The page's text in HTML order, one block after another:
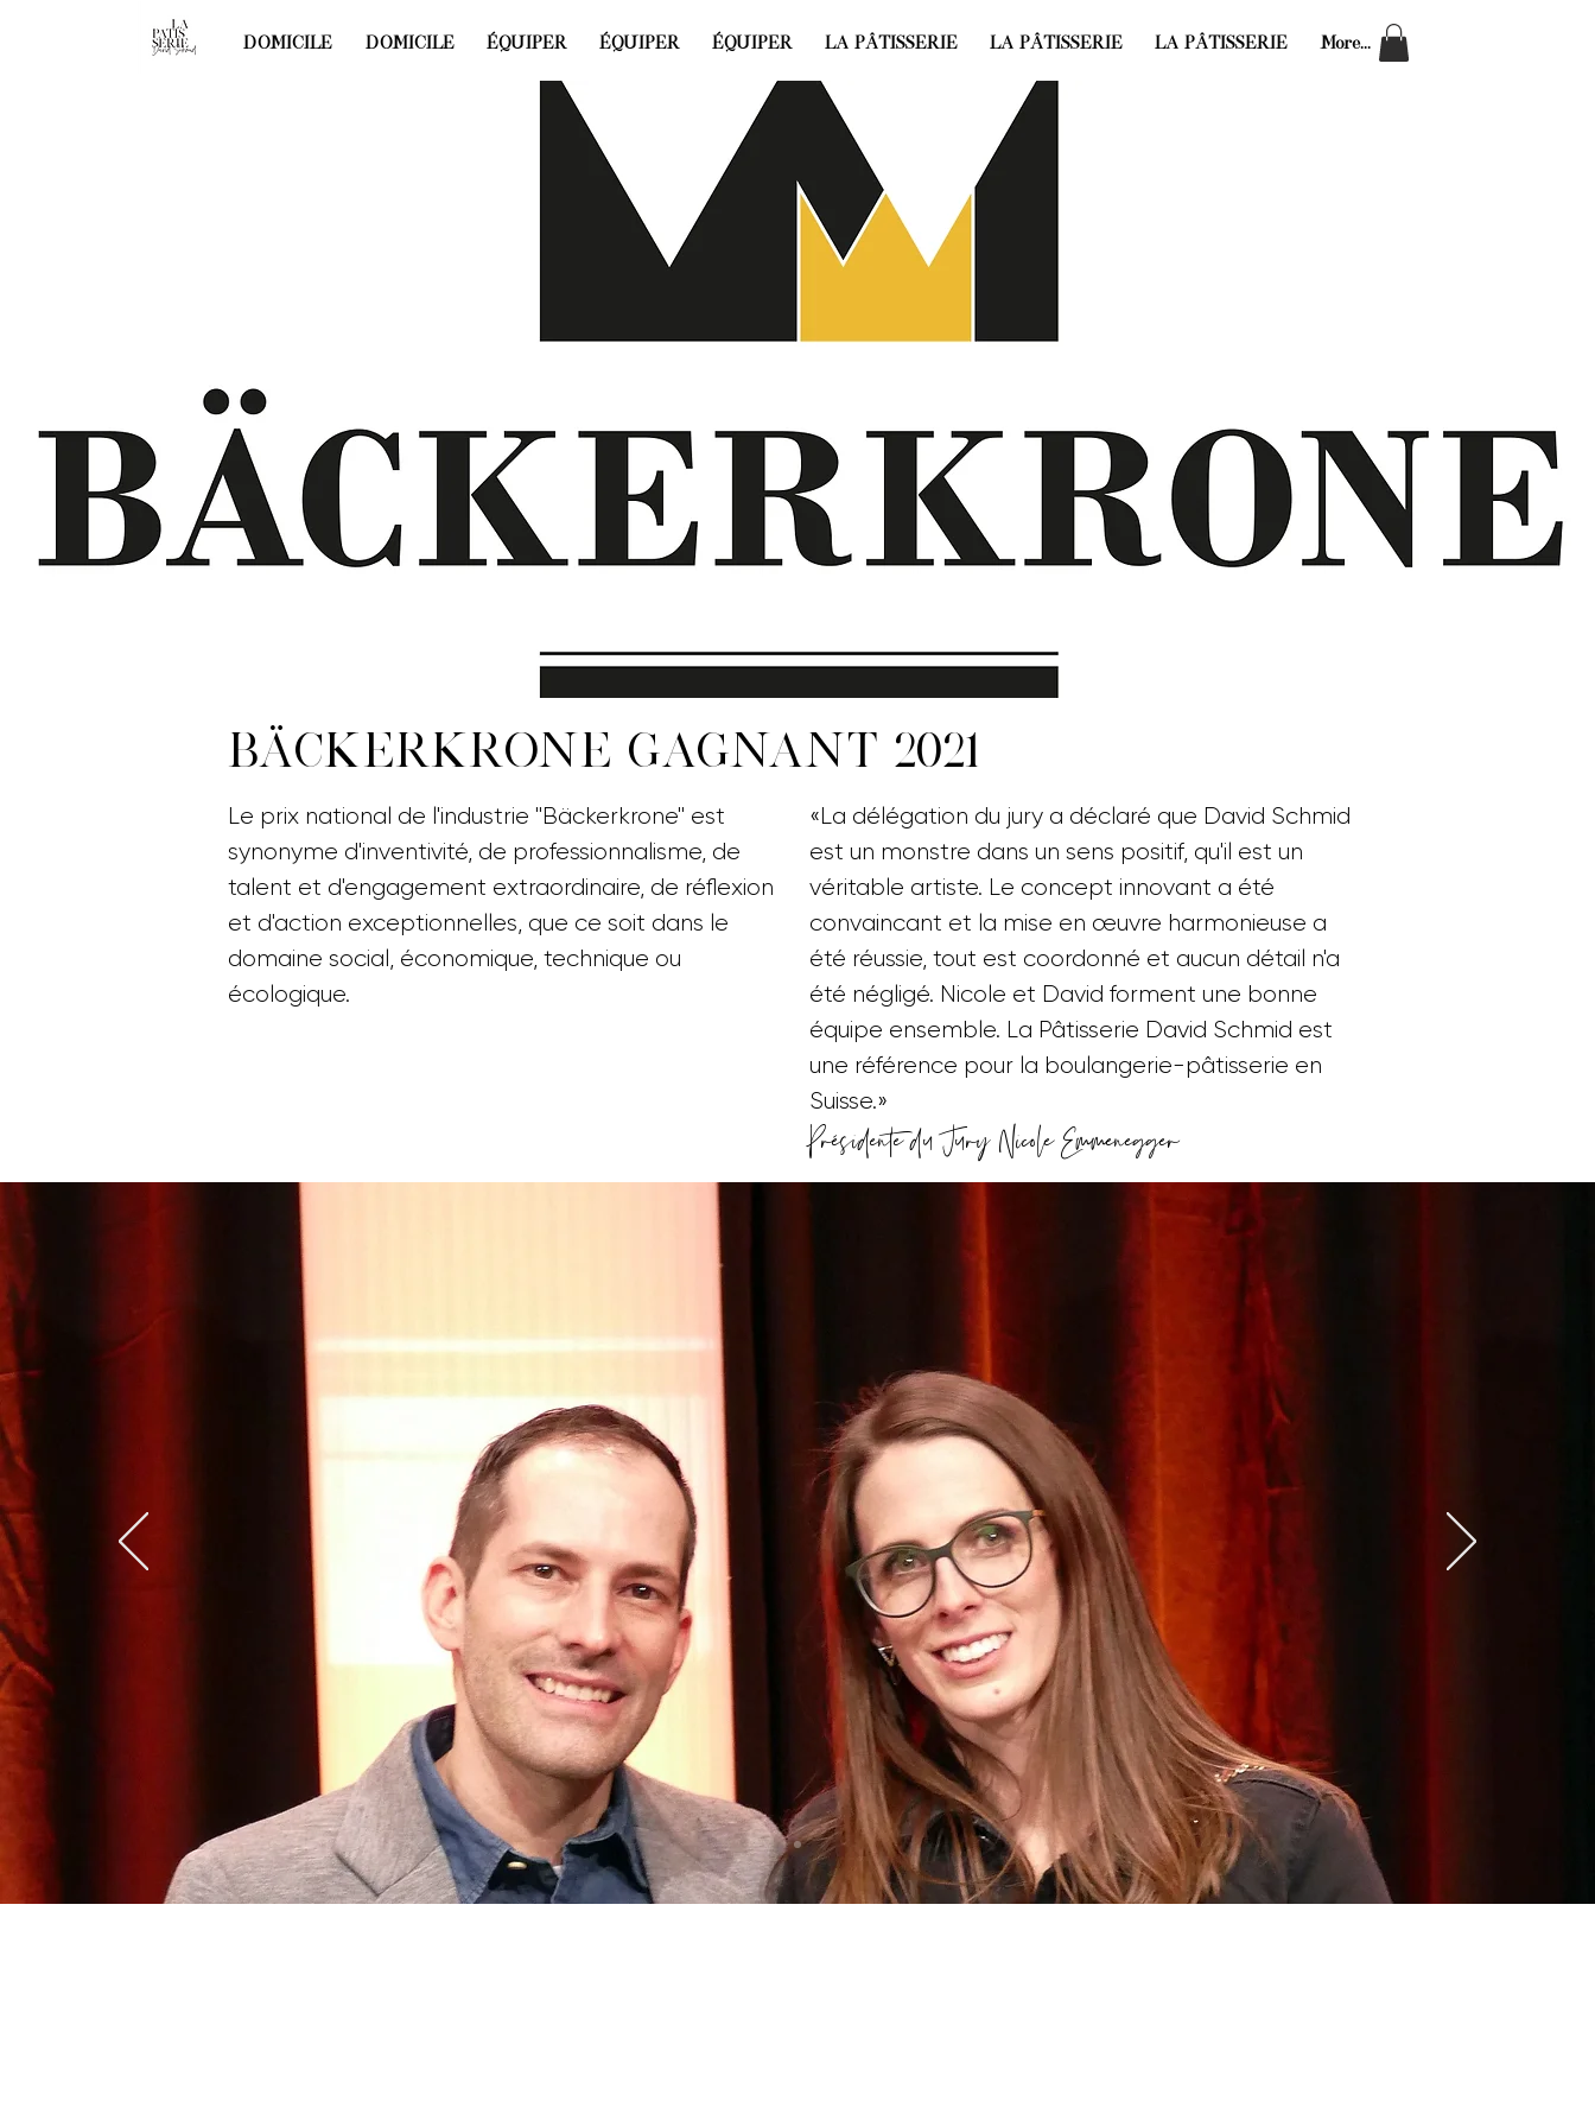
DOMICILE DOMICILE ÉQUIPER ÉQUIPER ÉQUIPER LA PÂTISSERIE LA PÂTISSERIE LA PÂTISSERIE More...
BÄCKERKRONE GAGNANT 2021
Le prix national de l'industrie "Bäckerkrone" est
synonyme d'inventivité, de professionnalisme, de
talent et d'engagement extraordinaire, de réflexion
et d'action exceptionnelles, que ce soit dans le
domaine social, économique, technique ou
écologique.
«La délégation du jury a déclaré que David Schmid
est un monstre dans un sens positif, qu'il est un
véritable artiste. Le concept innovant a été
convaincant et la mise en œuvre harmonieuse a
été réussie, tout est coordonné et aucun détail n'a
été négligé. Nicole et David forment une bonne
équipe ensemble. La Pâtisserie David Schmid est
une référence pour la boulangerie-pâtisserie en
Suisse.»
Présidente du Jury Nicole Emmenegger